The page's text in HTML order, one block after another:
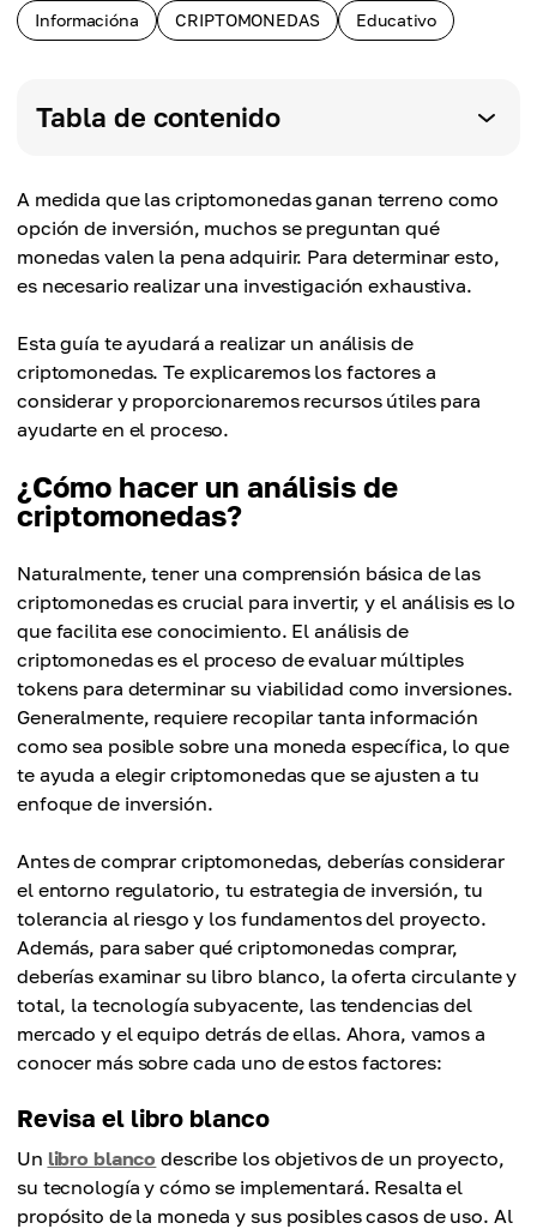
Informacióna CRIPTOMONEDAS Educativo
Tabla de contenido
A medida que las criptomonedas ganan terreno como
opción de inversión, muchos se preguntan qué
monedas valen la pena adquirir. Para determinar esto,
es necesario realizar una investigación exhaustiva.
Esta guía te ayudará a realizar un análisis de
criptomonedas. Te explicaremos los factores a
considerar y proporcionaremos recursos útiles para
ayudarte en el proceso.
¿Cómo hacer un análisis de
criptomonedas?
Naturalmente, tener una comprensión básica de las
criptomonedas es crucial para invertir, y el análisis es lo
que facilita ese conocimiento. El análisis de
criptomonedas es el proceso de evaluar múltiples
tokens para determinar su viabilidad como inversiones.
Generalmente, requiere recopilar tanta información
como sea posible sobre una moneda específica, lo que
te ayuda a elegir criptomonedas que se ajusten a tu
enfoque de inversión.
Antes de comprar criptomonedas, deberías considerar
el entorno regulatorio, tu estrategia de inversión, tu
tolerancia al riesgo y los fundamentos del proyecto.
Además, para saber qué criptomonedas comprar,
deberías examinar su libro blanco, la oferta circulante y
total, la tecnología subyacente, las tendencias del
mercado y el equipo detrás de ellas. Ahora, vamos a
conocer más sobre cada uno de estos factores:
Revisa el libro blanco
Un libro blanco describe los objetivos de un proyecto,
su tecnología y cómo se implementará. Resalta el
propósito de la moneda y sus posibles casos de uso. Al